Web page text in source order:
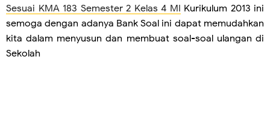
Sesuai KMA 183 Semester 2 Kelas 4 MI Kurikulum 2013 ini
semoga dengan adanya Bank Soal ini dapat memudahkan
kita dalam menyusun dan membuat soal-soal ulangan di
Sekolah